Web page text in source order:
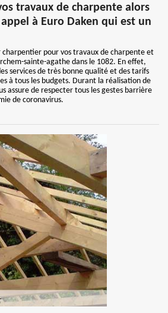
travaux de charpente alors
à Euro Daken qui est un
charpentier pour vos travaux de charpente et
sainte-agathe dans le 1082. En effet,
services de très bonne qualité et des tarifs
à tous les budgets. Durant la réalisation de
assure de respecter tous les gestes barrière
de coronavirus.